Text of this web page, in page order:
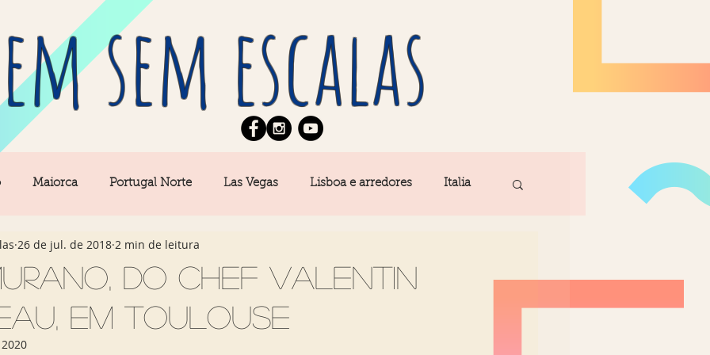
sem escalas
Maiorca Portugal Norte Las Vegas Lisboa e arredores Italia
News Berlim Algarve
Açores Amsterdam Buenos Aires
do chef Valentin
em Toulouse
26 de jul. de 2018 2 min de leitura